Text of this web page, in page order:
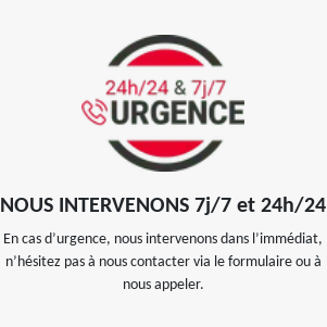
NOUS INTERVENONS 7j/7 et 24h/24
En cas d’urgence, nous intervenons dans l’immédiat,
n’hésitez pas à nous contacter via le formulaire ou à
nous appeler.